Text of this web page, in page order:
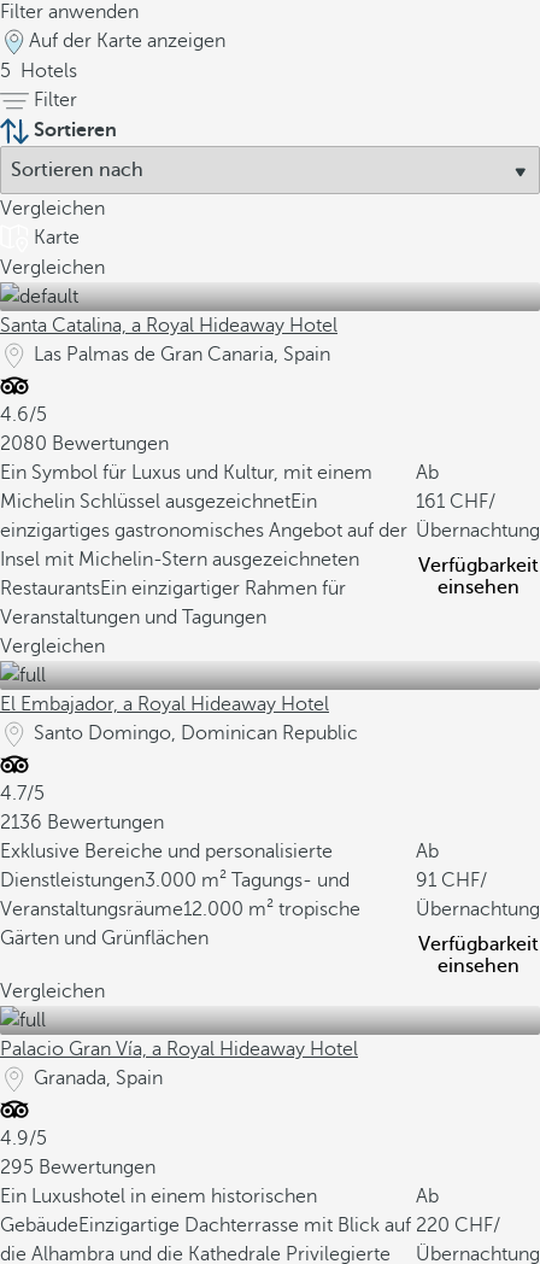
Filter anwenden
Auf der Karte anzeigen
5
Hotels
Filter
Sortieren
Vergleichen
Karte
Vergleichen
Santa Catalina, a Royal Hideaway Hotel
Las Palmas de Gran Canaria, Spain
4.6/5
2080 Bewertungen
Ein Symbol für Luxus und Kultur, mit einem
Michelin Schlüssel ausgezeichnetEin
einzigartiges gastronomisches Angebot auf der
Insel mit Michelin-Stern ausgezeichneten
RestaurantsEin einzigartiger Rahmen für
Veranstaltungen und Tagungen
Ab
161
/
Übernachtung
Verfügbarkeit
einsehen
Vergleichen
El Embajador, a Royal Hideaway Hotel
Santo Domingo, Dominican Republic
4.7/5
2136 Bewertungen
Exklusive Bereiche und personalisierte
Dienstleistungen3.000 m² Tagungs- und
Veranstaltungsräume12.000 m² tropische
Gärten und Grünflächen
Ab
91
/
Übernachtung
Verfügbarkeit
einsehen
Vergleichen
Palacio Gran Vía, a Royal Hideaway Hotel
Granada, Spain
4.9/5
295 Bewertungen
Ein Luxushotel in einem historischen
GebäudeEinzigartige Dachterrasse mit Blick auf
die Alhambra und die Kathedrale Privilegierte
Ab
220
/
Übernachtung